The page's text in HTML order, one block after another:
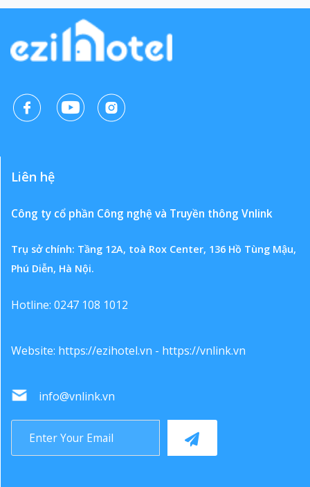
Liên hệ
Công ty cổ phần Công nghệ và Truyền thông Vnlink
Trụ sở chính: Tầng 12A, toà Rox Center, 136 Hồ Tùng Mậu,
Phú Diễn, Hà Nội.
Hotline: 0247 108 1012
Website: https://ezihotel.vn - https://vnlink.vn
info@vnlink.vn